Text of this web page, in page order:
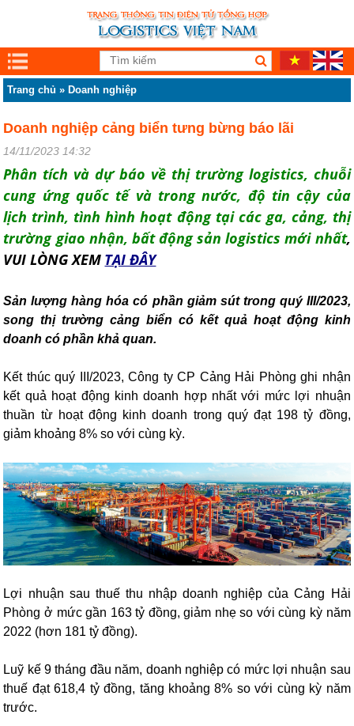
Trang chủ » Doanh nghiệp
Doanh nghiệp cảng biển tưng bừng báo lãi
14/11/2023 14:32
Phân tích và dự báo về thị trường logistics, chuỗi
cung ứng quốc tế và trong nước, độ tin cậy của
lịch trình, tình hình hoạt động tại các ga, cảng, thị
trường giao nhận, bất động sản logistics mới nhất,
VUI LÒNG XEM TẠI ĐÂY
Sản lượng hàng hóa có phần giảm sút trong quý III/2023,
song thị trường cảng biển có kết quả hoạt động kinh
doanh có phần khả quan.
Kết thúc quý III/2023, Công ty CP Cảng Hải Phòng ghi nhận
kết quả hoạt động kinh doanh hợp nhất với mức lợi nhuận
thuần từ hoạt động kinh doanh trong quý đạt 198 tỷ đồng,
giảm khoảng 8% so với cùng kỳ.
Lợi nhuận sau thuế thu nhập doanh nghiệp của Cảng Hải
Phòng ở mức gần 163 tỷ đồng, giảm nhẹ so với cùng kỳ năm
2022 (hơn 181 tỷ đồng).
Luỹ kế 9 tháng đầu năm, doanh nghiệp có mức lợi nhuận sau
thuế đạt 618,4 tỷ đồng, tăng khoảng 8% so với cùng kỳ năm
trước.